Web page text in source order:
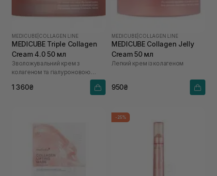
MEDICUBE COLLAGEN LINE
MEDICUBE Triple Collagen
Cream 4.0 50 мл
Зволожувальний крем з
колагеном та гіалуроновою
1 360₴
MEDICUBE COLLAGEN LINE
MEDICUBE Collagen Jelly
Cream 50 мл
Легкий крем із колагеном
950₴
-25%